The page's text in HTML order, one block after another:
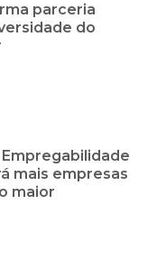
parceria
do
Empregabilidade
mais empresas
maior